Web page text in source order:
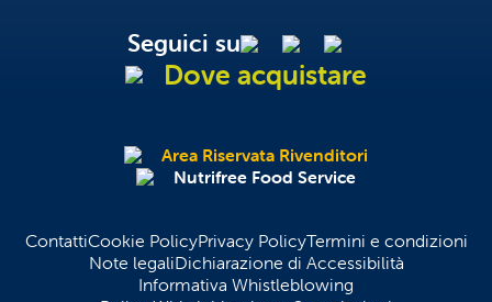
Seguici su
Dove acquistare
Area Riservata Rivenditori
Nutrifree Food Service
ContattiCookie PolicyPrivacy PolicyTermini e condizioni
Note legaliDichiarazione di Accessibilità
Informativa Whistleblowing